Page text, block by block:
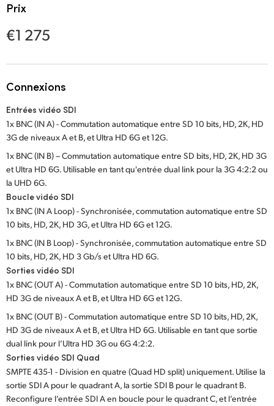
Poland
Portugal
Spain
Sweden
Chinese Taipei
UAE
Ukraine
United Kingdom
Prix
€1 275
Connexions
Entrées vidéo SDI
1x BNC (IN A) - Commutation automatique entre SD 10 bits, HD, 2K, HD
3G de niveaux A et B, et Ultra HD 6G et 12G.
1x BNC (IN B) – Commutation automatique entre SD bits, HD, 2K, HD 3G
et Ultra HD 6G. Utilisable en tant qu'entrée dual link pour la 3G 4:2:2 ou
la UHD 6G.
Boucle vidéo SDI
1x BNC (IN A Loop) - Synchronisée, commutation automatique entre SD
10 bits, HD, 2K, HD 3G, et Ultra HD 6G et 12G.
1x BNC (IN B Loop) - Synchronisée, commutation automatique entre SD
10 bits, HD, 2K, HD 3 Gb/s et Ultra HD 6G.
Sorties vidéo SDI
1x BNC (OUT A) - Commutation automatique entre SD 10 bits, HD, 2K,
HD 3G de niveaux A et B, et Ultra HD 6G et 12G.
1x BNC (OUT B) - Commutation automatique entre SD 10 bits, HD, 2K,
HD 3G de niveaux A et B, et Ultra HD 6G. Utilisable en tant que sortie
dual link pour l’Ultra HD 3G ou 6G 4:2:2.
Sorties vidéo SDI Quad
SMPTE 435-1 - Division en quatre (Quad HD split) uniquement. Utilise la
sortie SDI A pour le quadrant A, la sortie SDI B pour le quadrant B.
Reconfigure l’entrée SDI A en boucle pour le quadrant C, et l’entrée